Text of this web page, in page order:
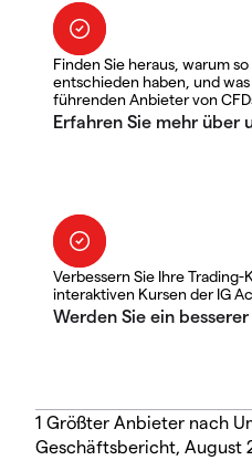
Finden Sie heraus, warum
entschieden haben, und
führenden Anbieter von
Verbessern Sie Ihre
interaktiven Kursen der IG
1 Größter Anbieter nach
Geschäftsbericht, August